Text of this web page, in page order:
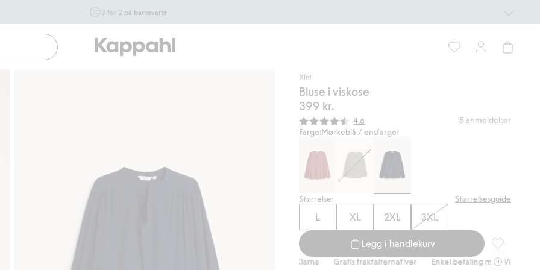
3 for 2 på barnevarer
inngår i tilbudet tom. 17/8 i butikk & online for deg som er
eller blir medlem. Kan ikke kombineres med andre tilbud
eller rabatter.
Xlnt
Bluse i viskose
399 kr.
Gjennomsnittskarakter:
4.6 5 anmeldelser
Farge:Mørkeblå / ensfarget
Størrelse: Størrelsesguide
L XL 2XL 3XL
Legg i handlekurv
Bluse i
Gratis fraktalternativer Enkel betaling med Vipps & Klarna Gratis fraktalternativer Enkel betaling med Vipps & Klarna